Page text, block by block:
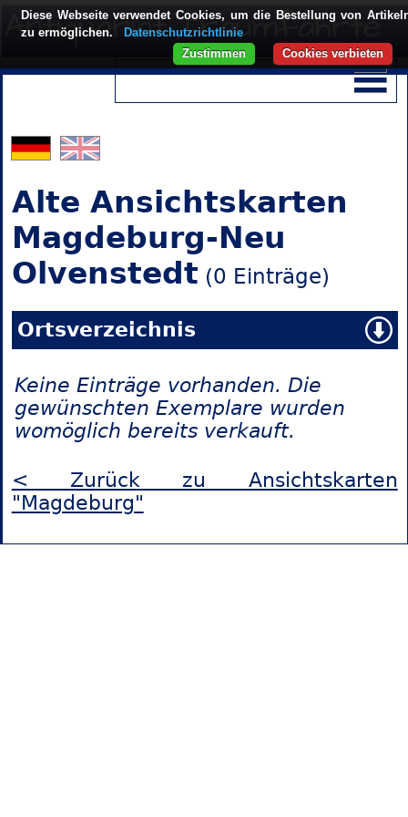
Alte Ansichtskarten
Magdeburg-Neu
Olvenstedt (0 Einträge)
Ortsverzeichnis
Keine Einträge vorhanden. Die
gewünschten Exemplare wurden
womöglich bereits verkauft.
< Zurück zu Ansichtskarten
"Magdeburg"
Diese Webseite verwendet Cookies, um die Bestellung von
zu ermöglichen.
Datenschutzrichtlinie
Cookies verbieten
Zustimmen